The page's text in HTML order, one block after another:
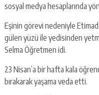
sosyal medya hesaplarında
Eşinin görevi nedeniyle
gülen yüzü ile yedisinden
Selma Öğretmen idi.
23 Nisan’a bir hafta kala
bırakarak yaşama veda etti.